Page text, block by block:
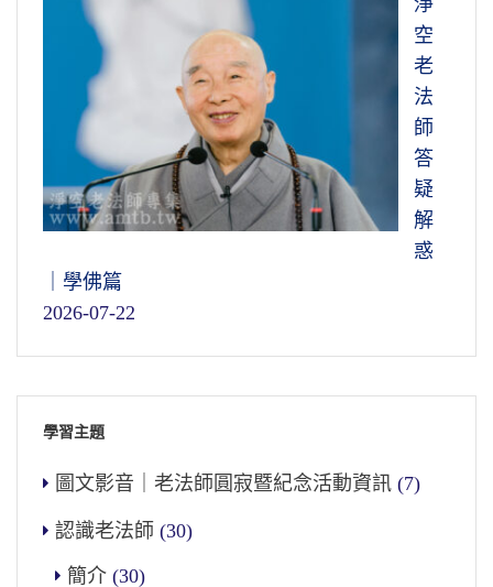
空
老
法
師
答
疑
解
惑
｜學佛篇
2026-07-22
學習主題
圖文影音｜老法師圓寂暨紀念活動資訊 (7)
認識老法師 (30)
簡介 (30)